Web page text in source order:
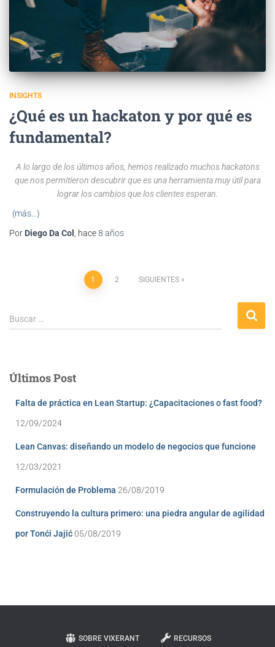
INSIGHTS
¿Qué es un hackaton y por qué es
fundamental?
A lo largo de los últimos años, hemos realizado muchos hackatons
que nos permitieron descubrir que es una herramienta muy útil para
lograr los cambios que los clientes esperan.
(más…)
Por Diego Da Col , hace8 años
1 2 SIGUIENTES
Buscar …
Últimos Post
Falta de práctica en Lean Startup: ¿Capacitaciones o fast food?
12/09/2024
Lean Canvas: diseñando un modelo de negocios que funcione
12/03/2021
Formulación de Problema 26/08/2019
Construyendo la cultura primero: una piedra angular de agilidad
por Tonći Jajić05/08/2019
SOBRE VIXERANT RECURSOS